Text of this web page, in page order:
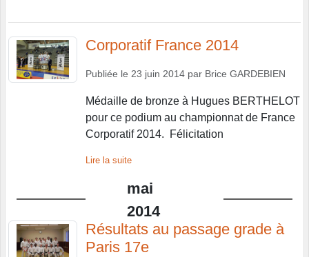
Corporatif France 2014
Publiée le 23 juin 2014 par Brice GARDEBIEN
Médaille de bronze à Hugues BERTHELOT
pour ce podium au championnat de France
Corporatif 2014. Félicitation
Lire la suite
mai
2014
Résultats au passage grade à
Paris 17e